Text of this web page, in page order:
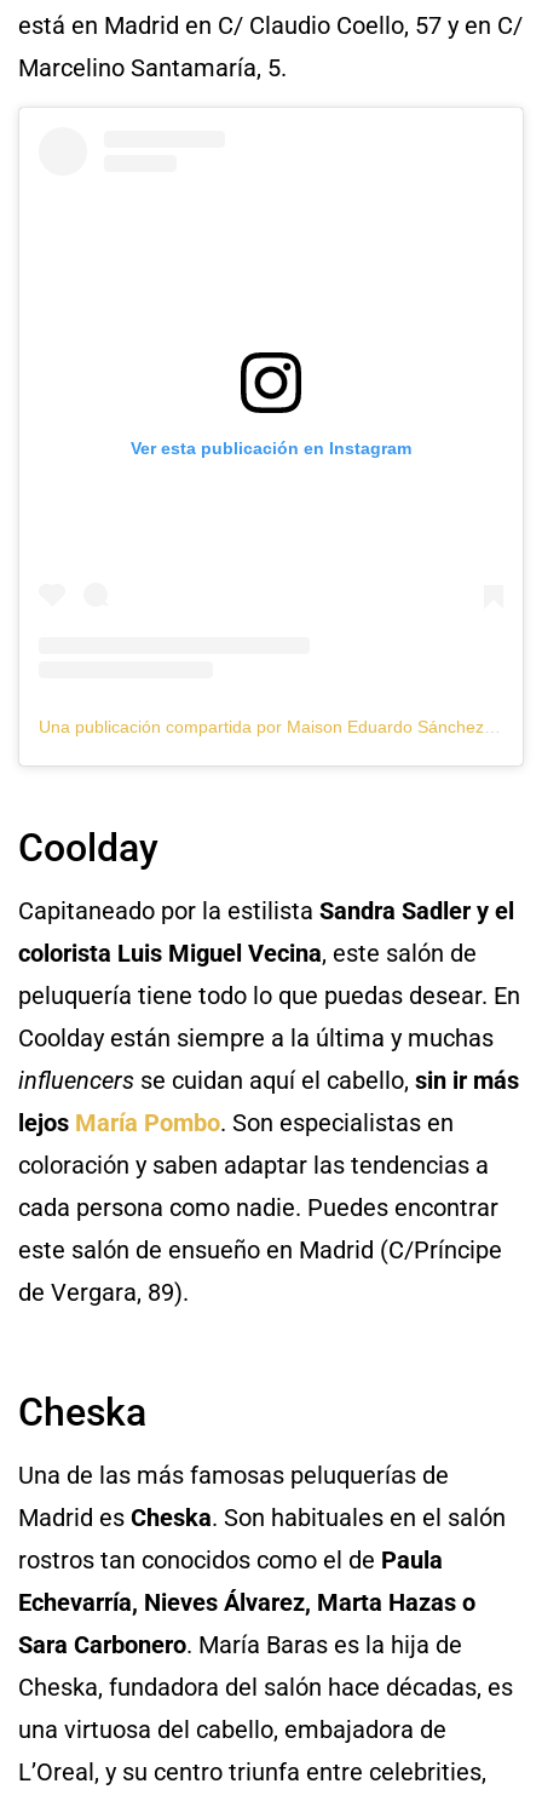
está en Madrid en C/ Claudio Coello, 57 y en C/
Marcelino Santamaría, 5.
Ver esta publicación en Instagram
Coolday
Capitaneado por la estilista Sandra Sadler y el
colorista Luis Miguel Vecina, este salón de
peluquería tiene todo lo que puedas desear. En
Coolday están siempre a la última y muchas
influencers se cuidan aquí el cabello, sin ir más
lejos María Pombo. Son especialistas en
coloración y saben adaptar las tendencias a
cada persona como nadie. Puedes encontrar
este salón de ensueño en Madrid (C/Príncipe
de Vergara, 89).
Cheska
Una de las más famosas peluquerías de
Madrid es Cheska. Son habituales en el salón
rostros tan conocidos como el de Paula
Echevarría, Nieves Álvarez, Marta Hazas o
Sara Carbonero. María Baras es la hija de
Cheska, fundadora del salón hace décadas, es
una virtuosa del cabello, embajadora de
L’Oreal, y su centro triunfa entre celebrities,